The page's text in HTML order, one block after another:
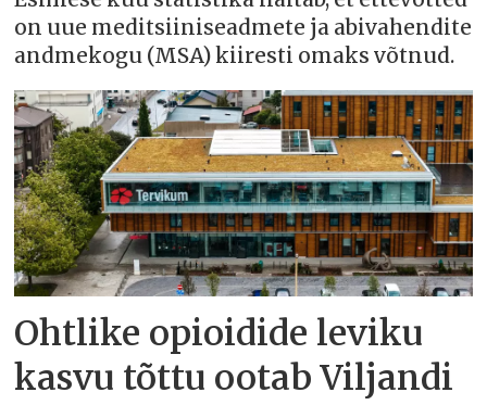
on uue meditsiiniseadmete ja abivahendite
andmekogu (MSA) kiiresti omaks võtnud.
Ohtlike opioidide leviku
kasvu tõttu ootab Viljandi